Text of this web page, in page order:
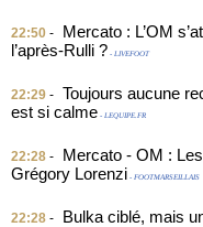
22:50 -
Mercato : L’OM
l’après-Rulli ? - LIVEFOOT
22:29 - Toujours aucune
est si calme - LEQUIPE.FR
22:28 -
Mercato - OM :
Grégory Lorenzi - FOOTMARSEILLAIS
22:28 - Bulka ciblé, mais